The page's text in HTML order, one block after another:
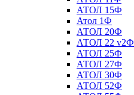
АТОЛ 15Ф
Атол 1Ф
АТОЛ 20Ф
АТОЛ 22 v2Ф
АТОЛ 25Ф
АТОЛ 27Ф
АТОЛ 30Ф
АТОЛ 52Ф